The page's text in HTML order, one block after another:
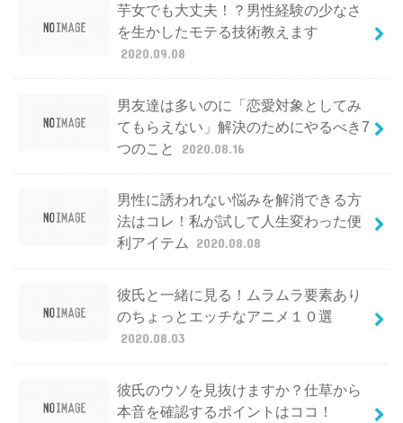
芋女でも大丈夫！？男性経験の少なさ
を生かしたモテる技術教えます
2020.09.08
男友達は多いのに「恋愛対象としてみ
てもらえない」解決のためにやるべき7
つのこと
2020.08.16
男性に誘われない悩みを解消できる方
法はコレ！私が試して人生変わった便
利アイテム
2020.08.08
彼氏と一緒に見る！ムラムラ要素あり
のちょっとエッチなアニメ１０選
2020.08.03
彼氏のウソを見抜けますか？仕草から
本音を確認するポイントはココ！